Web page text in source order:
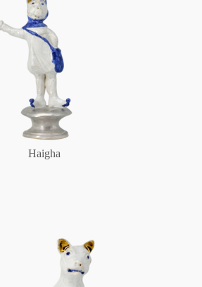
Haigha